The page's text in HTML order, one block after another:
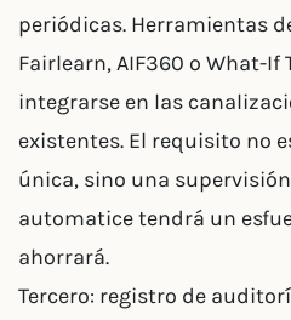
periódicas. Herramientas
Fairlearn, AIF360 o What-If
integrarse en las
existentes. El requisito no
única, sino una
automatice tendrá un
ahorrará.
Tercero: registro de